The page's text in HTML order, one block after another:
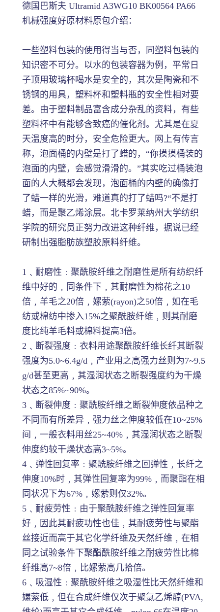
德国巴斯夫 Ultramid A3WG10 BK00564 PA66
机械强度好原材料原包介绍：
一些塑料包装的使用得当与否，同塑料包装的
知识密不可分。以水的包装容器为例，平常日
子顶用玻璃杯喝水是安全的，其次是陶瓷和不
锈钢的用具，塑料杯和塑料瓶的安全性相对要
差。由于塑料制品富含成分杂乱的资料，有些
塑料杯中有能够含致癌的催化剂。尤其是在夏
天温度高的时分，安全危险更大。网上有传言
称，泡面桶的内壁是打了蜡的，“你摸摸桶装的
泡面的内壁，会感觉滑滑的。”其实吃过桶装泡
面的人大概都会发现，泡面桶的内壁的确像打
了蜡一样的光滑，难道真的打了蜡吗?“不是打
蜡，而是聚乙烯涂层。北卡罗莱纳州大学纺织
学院的研究员正努力改进这种纤维，据说已经
研制出强脂肪族塑胶原料纤维。
1﹑耐磨性﹕聚酰胺纤维之耐磨性是所有纺织纤
维中好的﹐同条件下﹐其耐磨性为棉花之10
倍﹐羊毛之20倍﹐嫘萦(rayon)之50倍﹐如在毛
纺或棉纺中掺入15%之聚酰胺纤维﹐则其耐磨
度比纯羊毛料或棉料提高3倍。
2﹑断裂强度﹕衣料用途聚酰胺纤维长纤其断裂
强度为5.0~6.4g/d﹐产业用之高强力丝则为7~9.5
g/d甚至更高﹐其湿润状态之断裂强度约为干燥
状态之85%~90%。
3﹑断裂伸度﹕聚酰胺纤维之断裂伸度依品种之
不同而有所差异﹐强力丝之伸度较低在10~25%
间﹐一般衣料用丝25~40%﹐其湿润状态之断裂
伸度约较干燥状态高3~5%。
4﹑弹性回复率﹕聚酰胺纤维之回弹性﹐长纤之
伸度10%时﹐其弹性回复率为99%﹐而聚酯在相
同状况下为67%﹐嫘萦则仅32%。
5﹑耐疲劳性﹕由于聚酰胺纤维之弹性回复率
好﹐因此其耐疲功性也佳﹐其耐疲劳性与聚酯
丝接近而高于其它化学纤维及天然纤维﹐在相
同之试验条件下聚酯酰胺纤维之耐疲劳性比棉
纤维高7~8倍﹐比嫘萦高几拾倍。
6﹑吸湿性﹕聚酰胺纤维之吸湿性比天然纤维和
嫘萦低﹐但在合成纤维仅次于聚氯乙烯醇(PVA,